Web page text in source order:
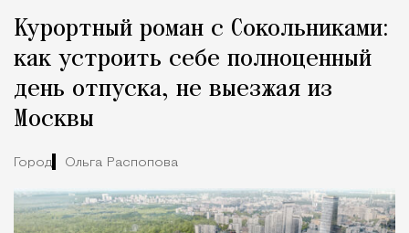
Курортный роман с Сокольниками:
как устроить себе полноценный
день отпуска, не выезжая из
Москвы
Город Ольга Распопова